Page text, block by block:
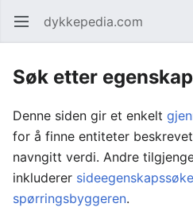
Åpne hovedmenyen dykkepedia.com
Søk etter egenskap
Denne siden gir et enkelt
for å finne entiteter
navngitt verdi. Andre
inkluderer
spørringsbyggeren.